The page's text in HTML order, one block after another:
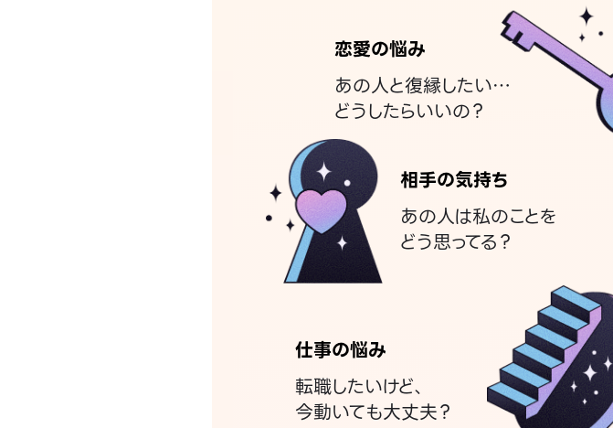
恋愛の悩み
あの人と復縁したい…
どうしたらいいの？
相手の気持ち
あの人は私のことを
どう思ってる？
仕事の悩み
転職したいけど、
今動いても大丈夫？